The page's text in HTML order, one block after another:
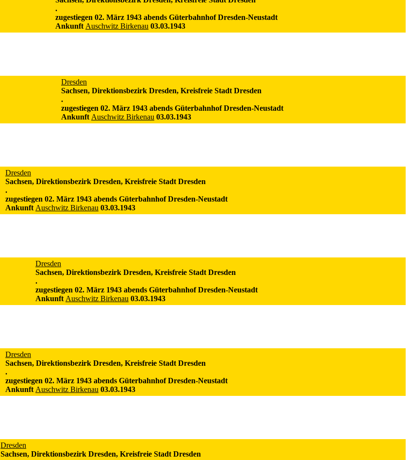
.
zugestiegen 02. März 1943 abends Güterbahnhof Dresden-Neustadt
Ankunft Auschwitz Birkenau 03.03.1943
Dresden
Sachsen, Direktionsbezirk Dresden, Kreisfreie Stadt Dresden
.
zugestiegen 02. März 1943 abends Güterbahnhof Dresden-Neustadt
Ankunft Auschwitz Birkenau 03.03.1943
Dresden
Sachsen, Direktionsbezirk Dresden, Kreisfreie Stadt Dresden
.
zugestiegen 02. März 1943 abends Güterbahnhof Dresden-Neustadt
Ankunft Auschwitz Birkenau 03.03.1943
Dresden
Sachsen, Direktionsbezirk Dresden, Kreisfreie Stadt Dresden
.
zugestiegen 02. März 1943 abends Güterbahnhof Dresden-Neustadt
Ankunft Auschwitz Birkenau 03.03.1943
Dresden
Sachsen, Direktionsbezirk Dresden, Kreisfreie Stadt Dresden
.
zugestiegen 02. März 1943 abends Güterbahnhof Dresden-Neustadt
Ankunft Auschwitz Birkenau 03.03.1943
Dresden
Sachsen, Direktionsbezirk Dresden, Kreisfreie Stadt Dresden